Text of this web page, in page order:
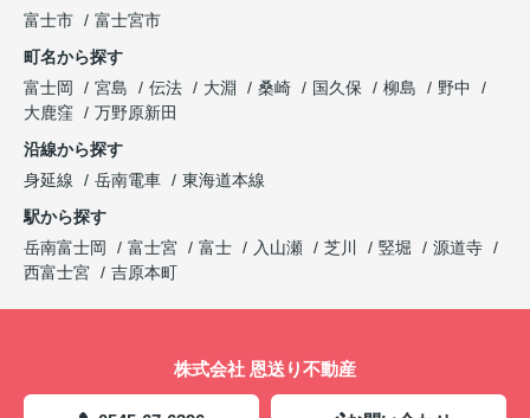
富士市
富士宮市
町名から探す
富士岡
宮島 伝法 大淵 桑崎 国久保 柳島
野中
大鹿窪
万野原新田
沿線から探す
身延線
岳南電車
東海道本線
駅から探す
岳南富士岡
富士宮 富士 入山瀬 芝川 竪堀
源道寺
西富士宮
吉原本町
株式会社 恩送り不動産